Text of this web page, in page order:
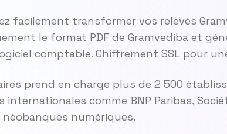
facilement transformer vos relevés
le format PDF de Gramvediba et
comptable. Chiffrement SSL pour
prend en charge plus de 2 500
comme BNP Paribas,
numériques.